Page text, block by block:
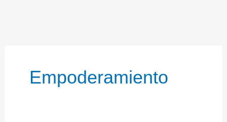
Empoderamiento